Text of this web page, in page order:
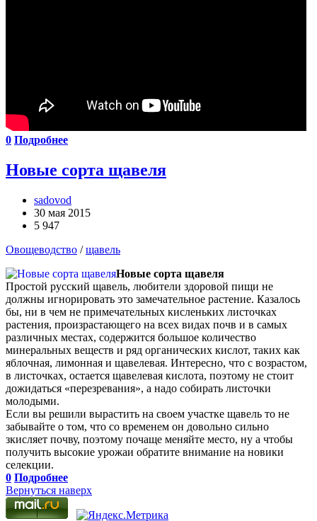
0 Подробнее
Новые сорта щавеля
sadovod
30 мая 2015
5 947
Овощеводство /щавель
Новые сорта щавеля
Простой русский щавель, любители здоровой пищи не
должны игнорировать это замечательное растение. Казалось
бы, ни в чем не примечательных кисленьких листочках
растения, произрастающего на всех видах почв и в самых
различных местах, содержится большое количество
минеральных веществ и ряд органических кислот, таких как
яблочная, лимонная и щавелевая. Интересно, что с возрастом,
в листочках, остается щавелевая кислота, поэтому не стоит
дожидаться «перезревания», а надо собирать листочки
молодыми.
Если вы решили вырастить на своем участке щавель то не
забывайте о том, что со временем он довольно сильно
зкисляет почву, поэтому почаще меняйте место, ну а чтобы
получить высокие урожаи обратите внимание на новики
селекции.
0 Подробнее
Вернуться наверх